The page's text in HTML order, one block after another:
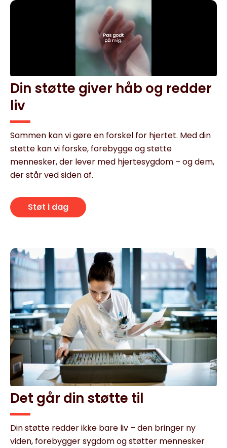
Din støtte giver håb og redder
liv
Sammen kan vi gøre en forskel for hjertet. Med din
støtte kan vi forske, forebygge og støtte
mennesker, der lever med hjertesygdom – og dem,
der står ved siden af.
Støt i dag
Det går din støtte til
Din støtte redder ikke bare liv – den bringer ny
viden, forebygger sygdom og støtter mennesker